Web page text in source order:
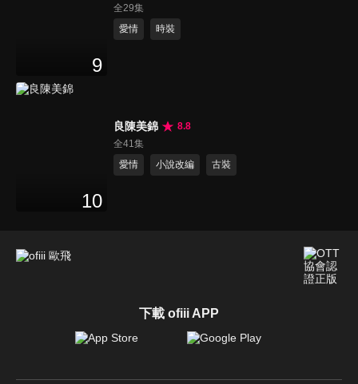
9
全29集
愛情
時裝
10
良陳美錦
8.8
全41集
愛情
小說改編 古裝
下載 ofiii APP